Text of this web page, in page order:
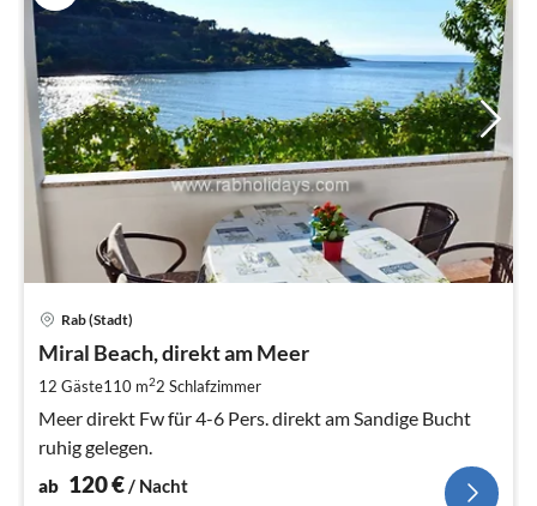
Rab (Stadt)
Miral Beach, direkt am Meer
12 Gäste110 m22 Schlafzimmer
Meer direkt Fw für 4-6 Pers. direkt am Sandige Bucht
ruhig gelegen.
ab 120€/ Nacht